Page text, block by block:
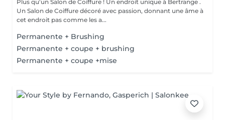
Plus qu'un Salon de Coiffure ! Un endroit unique à Bertrange .
Un Salon de Coiffure décoré avec passion, donnant une âme à
cet endroit pas comme les a...
Permanente + Brushing
Permanente + coupe + brushing
Permanente + coupe +mise